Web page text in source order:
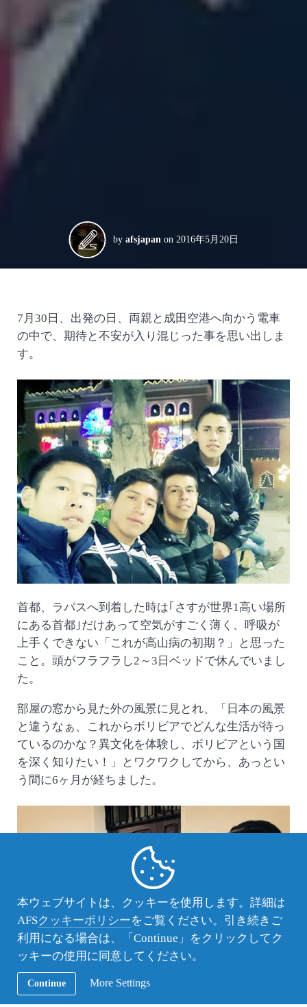
by afsjapan on 2016年5月20日
7月30日、出発の日、両親と成田空港へ向かう電車
の中で、期待と不安が入り混じった事を思い出しま
す。
首都、ラパスへ到着した時は｢さすが世界1高い場所
にある首都｣だけあって空気がすごく薄く、呼吸が
上手くできない「これが高山病の初期？」と思った
こと。頭がフラフラし2～3日ベッドで休んでいまし
た。
部屋の窓から見た外の風景に見とれ、「日本の風景
と違うなぁ、これからボリビアでどんな生活が待っ
ているのかな？異文化を体験し、ボリビアという国
を深く知りたい！」とワクワクしてから、あっとい
う間に6ヶ月が経ちました。
本ウェブサイトは、クッキーを使用します。詳細は
AFSクッキーポリシーをご覧ください。引き続きご
利用になる場合は、「Continue」をクリックしてク
ッキーの使用に同意してください。
Continue More Settings